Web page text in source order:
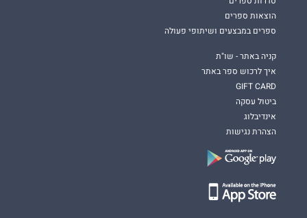
הוצאות ספרים
ספרים במבצעים ושיתופי פעולה
קניה באתר - שו"ת
איך לרכוש ספר באתר
GIFT CARD
ביטול עסקה
אינדיבלוג
הצהרת נגישות